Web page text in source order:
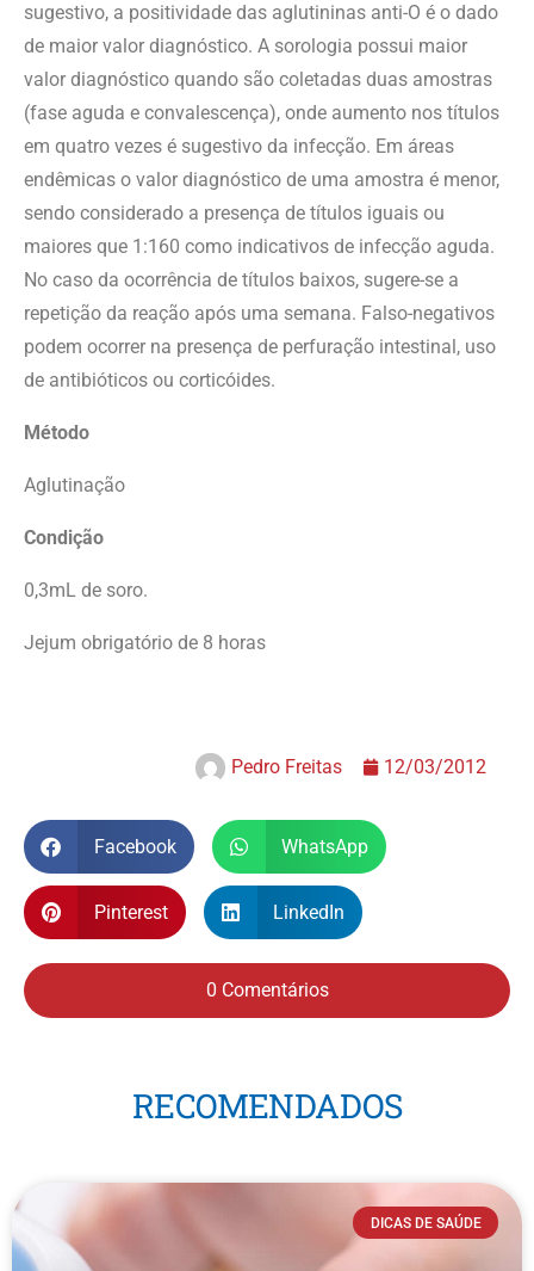
sugestivo, a positividade das aglutininas anti-O é o dado
de maior valor diagnóstico. A sorologia possui maior
valor diagnóstico quando são coletadas duas amostras
(fase aguda e convalescença), onde aumento nos títulos
em quatro vezes é sugestivo da infecção. Em áreas
endêmicas o valor diagnóstico de uma amostra é menor,
sendo considerado a presença de títulos iguais ou
maiores que 1:160 como indicativos de infecção aguda.
No caso da ocorrência de títulos baixos, sugere-se a
repetição da reação após uma semana. Falso-negativos
podem ocorrer na presença de perfuração intestinal, uso
de antibióticos ou corticóides.
Método
Aglutinação
Condição
0,3mL de soro.
Jejum obrigatório de 8 horas
Pedro Freitas 12/03/2012
Facebook WhatsApp
Pinterest LinkedIn
0 Comentários
RECOMENDADOS
DICAS DE SAÚDE